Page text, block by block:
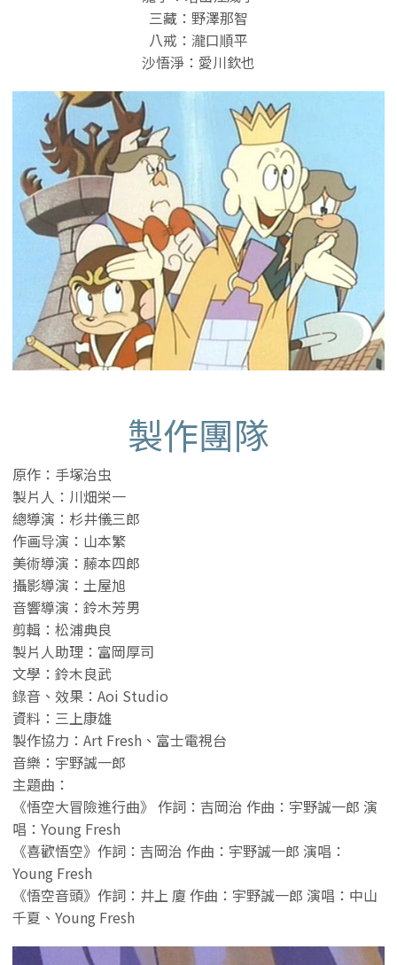
三藏：野澤那智
八戒：瀧口順平
沙悟淨：愛川欽也
製作團隊
原作：手塚治虫
製片人：川畑栄一
總導演：杉井儀三郎
作画导演：山本繁
美術導演：藤本四郎
攝影導演：土屋旭
音響導演：鈴木芳男
剪輯：松浦典良
製片人助理：富岡厚司
文學：鈴木良武
錄音、效果：Aoi Studio
資料：三上康雄
製作協力：Art Fresh、富士電視台
音樂：宇野誠一郎
主題曲：
《悟空大冒險進行曲》 作詞：吉岡治 作曲：宇野誠一郎 演
唱：Young Fresh
《喜歡悟空》作詞：吉岡治 作曲：宇野誠一郎 演唱：
Young Fresh
《悟空音頭》作詞：井上 廈 作曲：宇野誠一郎 演唱：中山
千夏、Young Fresh